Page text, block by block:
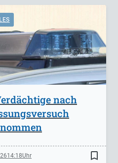
nach
14:18 bookmark_border